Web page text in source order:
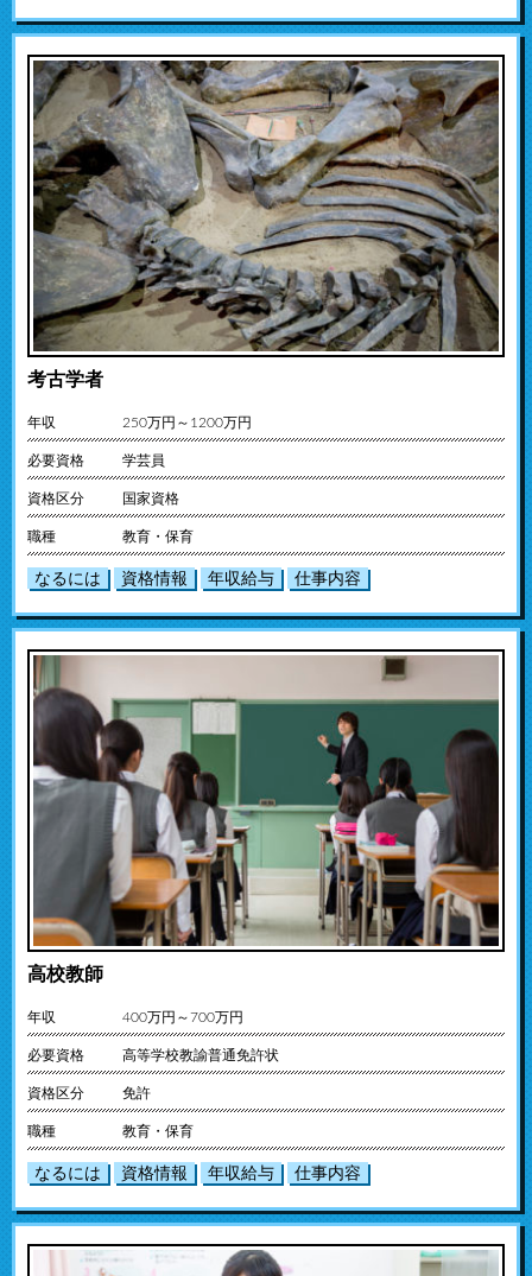
考古学者
年収 250万円～1200万円
必要資格 学芸員
資格区分 国家資格
職種 教育・保育
なるには 資格情報 年収給与 仕事内容
高校教師
年収 400万円～700万円
必要資格 高等学校教諭普通免許状
資格区分 免許
職種 教育・保育
なるには 資格情報 年収給与 仕事内容